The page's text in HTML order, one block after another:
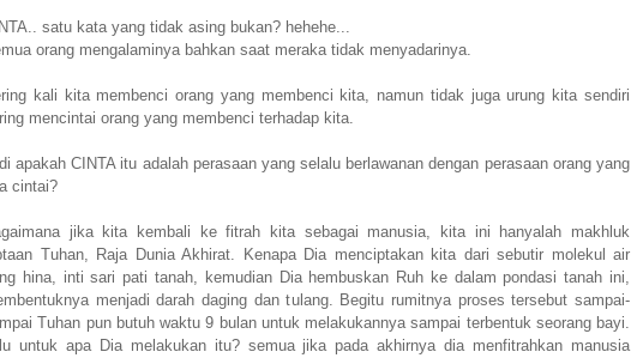
satu kata yang tidak asing bukan? hehehe...
orang mengalaminya bahkan saat meraka tidak menyadarinya.
kali kita membenci orang yang membenci kita, namun tidak juga urung kita sendiri
mencintai orang yang membenci terhadap kita.
apakah CINTA itu adalah perasaan yang selalu berlawanan dengan perasaan orang yang
cintai?
jika kita kembali ke fitrah kita sebagai manusia, kita ini hanyalah makhluk
Tuhan, Raja Dunia Akhirat. Kenapa Dia menciptakan kita dari sebutir molekul air
hina, inti sari pati tanah, kemudian Dia hembuskan Ruh ke dalam pondasi tanah ini,
menjadi darah daging dan tulang. Begitu rumitnya proses tersebut sampai-
Tuhan pun butuh waktu 9 bulan untuk melakukannya sampai terbentuk seorang bayi.
untuk apa Dia melakukan itu? semua jika pada akhirnya dia menfitrahkan manusia